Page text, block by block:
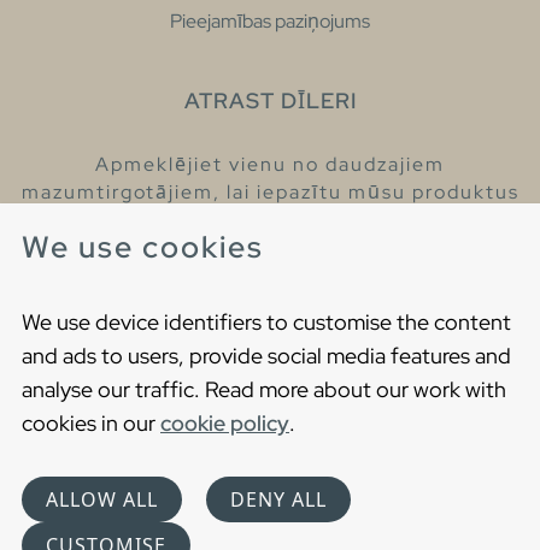
We use cookies
We use device identifiers to customise the content
and ads to users, provide social media features and
analyse our traffic. Read more about our work with
cookies in ourcookie policy.
ALLOW ALL
DENY ALL
Pieejamības paziņojums
ATRAST DĪLERI
Apmeklējiet vienu no daudzajiem
mazumtirgotājiem, lai iepazītu mūsu produktus
Cookies
Privātuma politika
Choose language